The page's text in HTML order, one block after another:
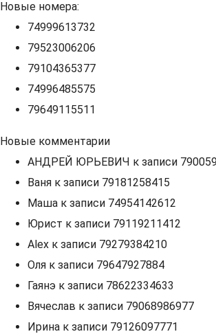
Новые номера:
74999613732
79523006206
79104365377
74996485575
79649115511
Новые комментарии
АНДРЕЙ ЮРЬЕВИЧ к записи
Ваня к записи 79181258415
Маша к записи 74954142612
Юрист к записи 79119211412
Alex к записи 79279384210
Оля к записи 79647927884
Гаянэ к записи 78622334633
Вячеслав к записи 79068986977
Ирина к записи 79126097771